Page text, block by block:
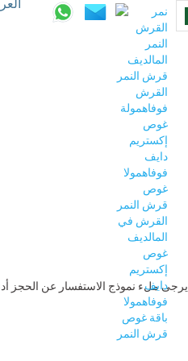
يرجى ملء نموذج الاستفسار عن الحجز